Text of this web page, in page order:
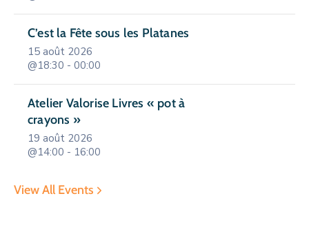
C’est la Fête sous les Platanes
15 août 2026
@18:30 - 00:00
Atelier Valorise Livres « pot à
crayons »
19 août 2026
@14:00 - 16:00
View All Events